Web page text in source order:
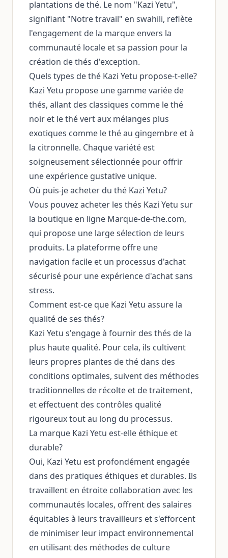
plantations de thé. Le nom "Kazi Yetu",
signifiant "Notre travail" en swahili, reflète
l'engagement de la marque envers la
communauté locale et sa passion pour la
création de thés d'exception.
Quels types de thé Kazi Yetu propose-t-elle?
Kazi Yetu propose une gamme variée de
thés, allant des classiques comme le thé
noir et le thé vert aux mélanges plus
exotiques comme le thé au gingembre et à
la citronnelle. Chaque variété est
soigneusement sélectionnée pour offrir
une expérience gustative unique.
Où puis-je acheter du thé Kazi Yetu?
Vous pouvez acheter les thés Kazi Yetu sur
la boutique en ligne Marque-de-the.com,
qui propose une large sélection de leurs
produits. La plateforme offre une
navigation facile et un processus d'achat
sécurisé pour une expérience d'achat sans
stress.
Comment est-ce que Kazi Yetu assure la
qualité de ses thés?
Kazi Yetu s'engage à fournir des thés de la
plus haute qualité. Pour cela, ils cultivent
leurs propres plantes de thé dans des
conditions optimales, suivent des méthodes
traditionnelles de récolte et de traitement,
et effectuent des contrôles qualité
rigoureux tout au long du processus.
La marque Kazi Yetu est-elle éthique et
durable?
Oui, Kazi Yetu est profondément engagée
dans des pratiques éthiques et durables. Ils
travaillent en étroite collaboration avec les
communautés locales, offrent des salaires
équitables à leurs travailleurs et s'efforcent
de minimiser leur impact environnemental
en utilisant des méthodes de culture